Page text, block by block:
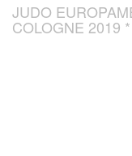
JUDO
COLOGNE 2019